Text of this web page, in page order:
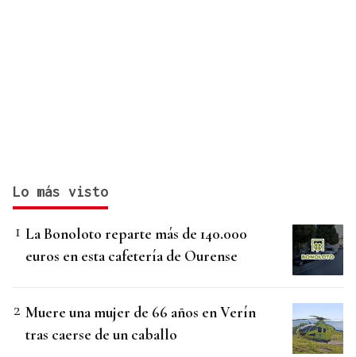
Lo más visto
La Bonoloto reparte más de 140.000
euros en esta cafetería de Ourense
Muere una mujer de 66 años en Verín
tras caerse de un caballo